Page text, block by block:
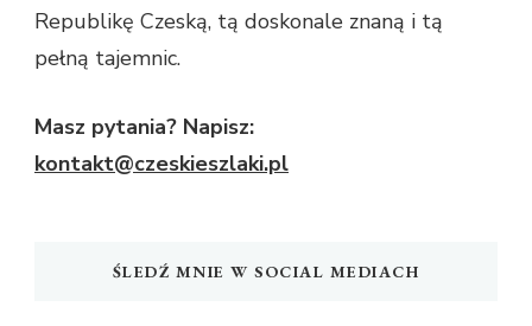
Republikę Czeską, tą doskonale znaną i tą
pełną tajemnic.
Masz pytania? Napisz:
kontakt@czeskieszlaki.pl
ŚLEDŹ MNIE W SOCIAL MEDIACH